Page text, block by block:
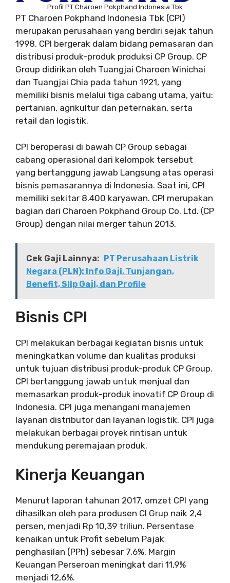
Profil PT Charoen Pokphand Indonesia Tbk
PT Charoen Pokphand Indonesia Tbk (CPI)
merupakan perusahaan yang berdiri sejak tahun
1998. CPI bergerak dalam bidang pemasaran dan
distribusi produk-produk produksi CP Group. CP
Group didirikan oleh Tuangjai Charoen Winichai
dan Tuangjai Chia pada tahun 1921, yang
memiliki bisnis melalui tiga cabang utama, yaitu:
pertanian, agrikultur dan peternakan, serta
retail dan logistik.
CPI beroperasi di bawah CP Group sebagai
cabang operasional dari kelompok tersebut
yang bertanggung jawab Langsung atas operasi
bisnis pemasarannya di Indonesia. Saat ini, CPI
memiliki sekitar 8.400 karyawan. CPI merupakan
bagian dari Charoen Pokphand Group Co. Ltd. (CP
Group) dengan nilai merger tahun 2013.
Cek Gaji Lainnya:
PT Perusahaan Listrik
Negara (PLN): Info Gaji, Tunjangan,
Benefit, Slip Gaji, dan Profile
Bisnis CPI
CPI melakukan berbagai kegiatan bisnis untuk
meningkatkan volume dan kualitas produksi
untuk tujuan distribusi produk-produk CP Group.
CPI bertanggung jawab untuk menjual dan
memasarkan produk-produk inovatif CP Group di
Indonesia. CPI juga menangani manajemen
layanan distributor dan layanan logistik. CPI juga
melakukan berbagai proyek rintisan untuk
mendukung peremajaan produk.
Kinerja Keuangan
Menurut laporan tahunan 2017, omzet CPI yang
dihasilkan oleh para produsen CI Grup naik 2,4
persen, menjadi Rp 10,39 triliun. Persentase
kenaikan untuk Profit sebelum Pajak
penghasilan (PPh) sebesar 7,6%. Margin
Keuangan Perseroan meningkat dari 11,9%
menjadi 12,6%.